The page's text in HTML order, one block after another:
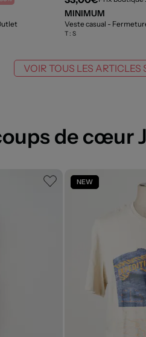
MINIMUM
T :S
VOIR TOUS LES ARTICLES
de cœur
NEW